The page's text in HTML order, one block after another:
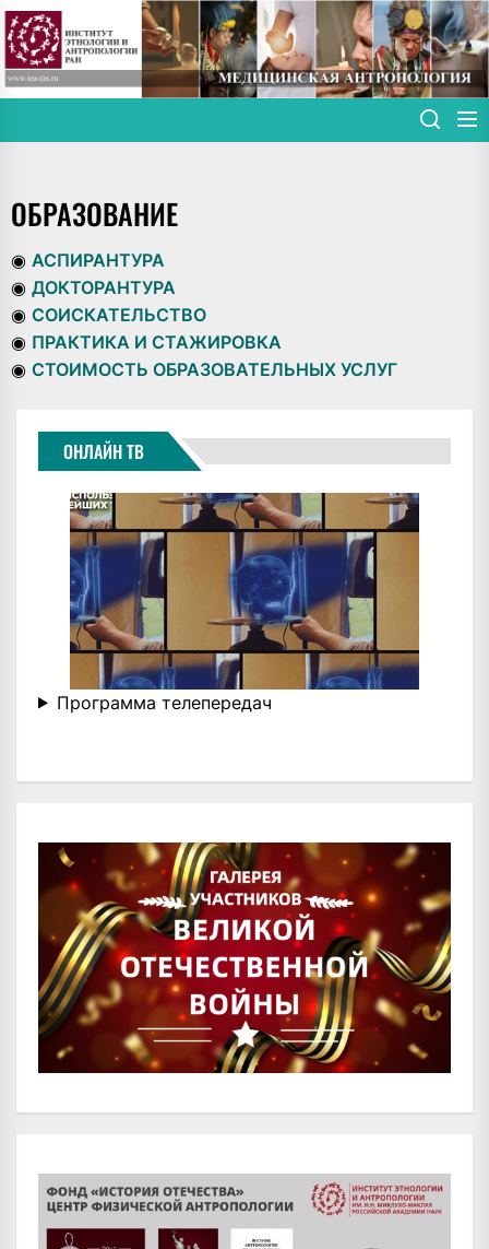
Skip
to
the
content
ОБРАЗОВАНИЕ
◉ АСПИРАНТУРА
◉ ДОКТОРАНТУРА
◉ СОИСКАТЕЛЬСТВО
◉ ПРАКТИКА И СТАЖИРОВКА
◉ СТОИМОСТЬ ОБРАЗОВАТЕЛЬНЫХ УСЛУГ
ОНЛАЙН ТВ
Программа телепередач